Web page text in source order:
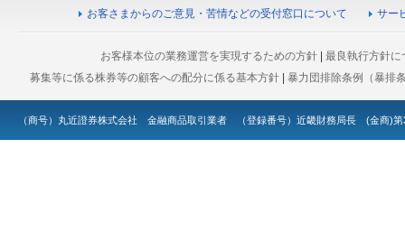
お客さまからのご意見・苦情などの受付窓口について サー
お客様本位の業務運営を実現するための方針 |最良執行方針に
募集等に係る株券等の顧客への配分に係る基本方針 |暴力団排除条例（暴排
（商号）丸近證券株式会社 金融商品取引業者 （登録番号）近畿財務局長 (金商)